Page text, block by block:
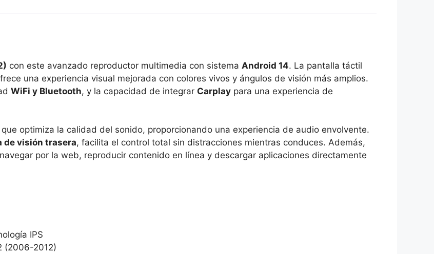
con este avanzado reproductor multimedia con sistema Android 14. La pantalla táctil
una experiencia visual mejorada con colores vivos y ángulos de visión más amplios.
WiFi y Bluetooth, y la capacidad de integrar Carplay para una experiencia de
que optimiza la calidad del sonido, proporcionando una experiencia de audio envolvente.
de visión trasera, facilita el control total sin distracciones mientras conduces. Además,
por la web, reproducir contenido en línea y descargar aplicaciones directamente
IPS
(2006-2012)